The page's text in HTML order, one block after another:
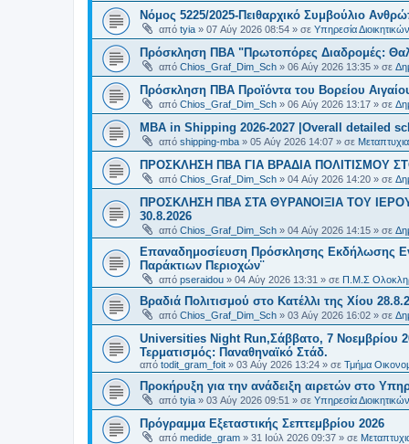
Νόμος 5225/2025-Πειθαρχικό Συμβούλιο
από tyia » 07 Αύγ 2026 08:54 » σε Υπηρεσία
Πρόσκληση ΠΒΑ "Πρωτοπόρες Διαδρομές:
από Chios_Graf_Dim_Sch » 06 Αύγ 2026 13:35 » σε
Πρόσκληση ΠΒΑ Προϊόντα του Βορείου
από Chios_Graf_Dim_Sch » 06 Αύγ 2026 13:17 » σε
MBA in Shipping 2026-2027 |Overall detailed
από shipping-mba » 05 Αύγ 2026 14:07 » σε
ΠΡΟΣΚΛΗΣΗ ΠΒΑ ΓΙΑ ΒΡΑΔΙΑ ΠΟΛΙΤΙΣΜΟΥ
από Chios_Graf_Dim_Sch » 04 Αύγ 2026 14:20 » σε
ΠΡΟΣΚΛΗΣΗ ΠΒΑ ΣΤΑ ΘΥΡΑΝΟΙΞΙΑ ΤΟΥ
30.8.2026
από Chios_Graf_Dim_Sch » 04 Αύγ 2026 14:15 » σε
Επαναδημοσίευση Πρόσκλησης Εκδήλωσης
Παράκτιων Περιοχών¨
από pseraidou » 04 Αύγ 2026 13:31 » σε Π.Μ.Σ
Βραδιά Πολιτισμού στο Κατέλλι της Χίου
από Chios_Graf_Dim_Sch » 03 Αύγ 2026 16:02 » σε
Universities Night Run,Σάββατο, 7 Νοεμβρίου
Τερματισμός: Παναθηναϊκό Στάδ.
από todit_gram_foit » 03 Αύγ 2026 13:24 » σε Τμήμα
Προκήρυξη για την ανάδειξη αιρετών στο
από tyia » 03 Αύγ 2026 09:51 » σε Υπηρεσία
Πρόγραμμα Εξεταστικής Σεπτεμβρίου 2026
από medide_gram » 31 Ιούλ 2026 09:37 » σε